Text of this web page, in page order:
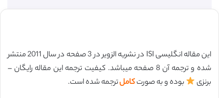
این مقاله انگلیسی ISI در نشریه الزویر در 3 صفحه در سال 2011 منتشر
شده و ترجمه آن 8 صفحه میباشد. کیفیت ترجمه این مقاله رایگان –
برنزی
بوده و به صورتکاملترجمه شده است.